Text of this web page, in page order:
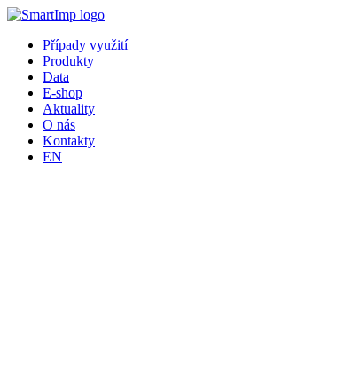
Přejít
obsahuPřípady využití
Produkty
Data
E-shop
Aktuality
O nás
Kontakty
EN